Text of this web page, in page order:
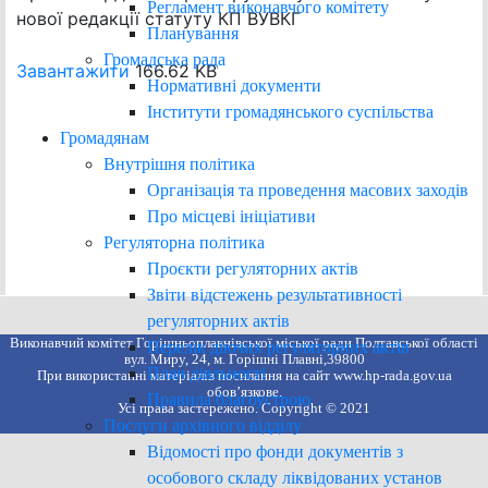
Регламент виконавчого комітету
Планування
Громадська рада
Нормативні документи
Інститути громадянського суспільства
Громадянам
Внутрішня політика
Організація та проведення масових заходів
Про місцеві ініціативи
Регуляторна політика
Проєкти регуляторних актів
Звіти відстежень результативності
регуляторних актів
Перелік діючих регуляторних актів
План діяльності
Правила благоустрою
Послуги архівного відділу
Відомості про фонди документів з
особового складу ліквідованих установ
нової редакції статуту КП ВУВКГ
Завантажити166.62 KB
Виконавчий комітет Горішньоплавнівської міської ради Полтавської області
вул. Миру, 24, м. Горішні Плавні,39800
При використанні матеріалів посилання на сайт www.hp-rada.gov.ua
обов’язкове.
Усі права застережено. Copyright © 2021